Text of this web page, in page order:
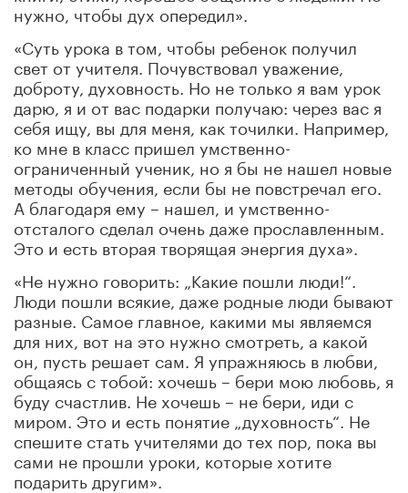
нужно, чтобы дух опередил».
«Суть урока в том, чтобы ребенок получил
свет от учителя. Почувствовал уважение,
доброту, духовность. Но не только я вам урок
дарю, я и от вас подарки получаю: через вас я
себя ищу, вы для меня, как точилки. Например,
ко мне в класс пришел умственно-
ограниченный ученик, но я бы не нашел новые
методы обучения, если бы не повстречал его.
А благодаря ему – нашел, и умственно-
отсталого сделал очень даже прославленным.
Это и есть вторая творящая энергия духа».
«Не нужно говорить: „Какие пошли люди!“.
Люди пошли всякие, даже родные люди бывают
разные. Самое главное, какими мы являемся
для них, вот на это нужно смотреть, а какой
он, пусть решает сам. Я упражняюсь в любви,
общаясь с тобой: хочешь – бери мою любовь, я
буду счастлив. Не хочешь – не бери, иди с
миром. Это и есть понятие „духовность“. Не
спешите стать учителями до тех пор, пока вы
сами не прошли уроки, которые хотите
подарить другим».